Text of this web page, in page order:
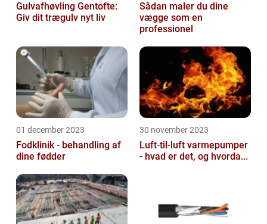
Gulvafhøvling Gentofte:
Giv dit trægulv nyt liv
Sådan maler du dine
vægge som en
professionel
01 december 2023
Fodklinik - behandling af
dine fødder
30 november 2023
Luft-til-luft varmepumper
- hvad er det, og hvorda...